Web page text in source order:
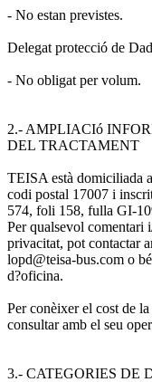
- No estan previstes.
Delegat protecció de
- No obligat per volum.
2.- AMPLIACIó
DEL TRACTAMENT
TEISA està domiciliada
codi postal 17007 i
574, foli 158, fulla GI-
Per qualsevol comentari
privacitat, pot contactar
lopd@teisa-bus.com o
d?oficina.
Per conèixer el cost de
consultar amb el seu
3.- CATEGORIES DE